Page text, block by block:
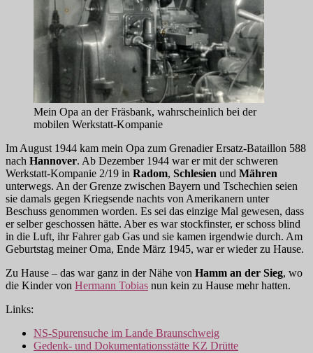
Mein Opa an der Fräsbank, wahrscheinlich bei der
mobilen Werkstatt-Kompanie
Im August 1944 kam mein Opa zum Grenadier Ersatz-Bataillon 588
nach Hannover. Ab Dezember 1944 war er mit der schweren
Werkstatt-Kompanie 2/19 in Radom, Schlesien und Mähren
unterwegs. An der Grenze zwischen Bayern und Tschechien seien
sie damals gegen Kriegsende nachts von Amerikanern unter
Beschuss genommen worden. Es sei das einzige Mal gewesen, dass
er selber geschossen hätte. Aber es war stockfinster, er schoss blind
in die Luft, ihr Fahrer gab Gas und sie kamen irgendwie durch. Am
Geburtstag meiner Oma, Ende März 1945, war er wieder zu Hause.
Zu Hause – das war ganz in der Nähe von Hamm an der Sieg, wo
die Kinder von Hermann Tobias nun kein zu Hause mehr hatten.
Links:
NS-Spurensuche im Lande Braunschweig
Gedenk- und Dokumentationsstätte KZ Drütte